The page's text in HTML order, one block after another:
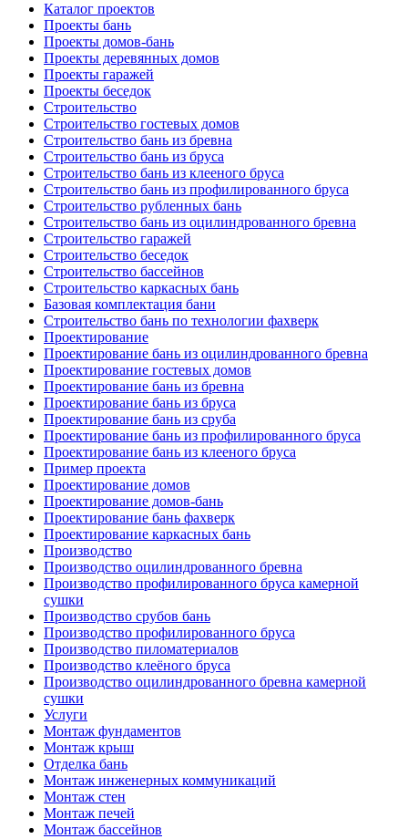
Каталог проектов
Проекты бань
Проекты домов-бань
Проекты деревянных домов
Проекты гаражей
Проекты беседок
Строительство
Строительство гостевых домов
Строительство бань из бревна
Строительство бань из бруса
Строительство бань из клееного бруса
Строительство бань из профилированного бруса
Строительство рубленных бань
Строительство бань из оцилиндрованного бревна
Строительство гаражей
Строительство беседок
Строительство бассейнов
Строительство каркасных бань
Базовая комплектация бани
Строительство бань по технологии фахверк
Проектирование
Проектирование бань из оцилиндрованного бревна
Проектирование гостевых домов
Проектирование бань из бревна
Проектирование бань из бруса
Проектирование бань из сруба
Проектирование бань из профилированного бруса
Проектирование бань из клееного бруса
Пример проекта
Проектирование домов
Проектирование домов-бань
Проектирование бань фахверк
Проектирование каркасных бань
Производство
Производство оцилиндрованного бревна
Производство профилированного бруса камерной
сушки
Производство срубов бань
Производство профилированного бруса
Производство пиломатериалов
Производство клеёного бруса
Производство оцилиндрованного бревна камерной
сушки
Услуги
Монтаж фундаментов
Монтаж крыш
Отделка бань
Монтаж инженерных коммуникаций
Монтаж стен
Монтаж печей
Монтаж бассейнов